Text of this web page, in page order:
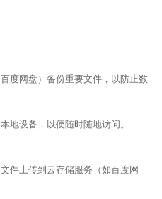
度网盘）备份重要文件，以防止数
地设备，以便随时随地访问。
件上传到云存储服务（如百度网